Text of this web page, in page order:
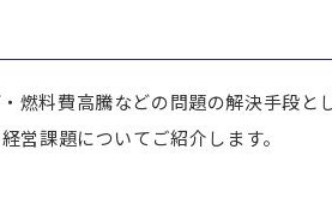
燃料費高騰などの問題の解決手段と
営課題についてご紹介します。